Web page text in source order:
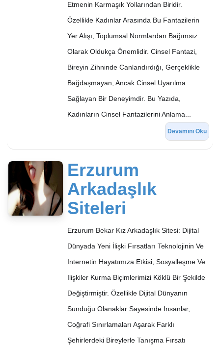
Etmenin Karmaşık Yollarından Biridir.
Özellikle Kadınlar Arasında Bu Fantazilerin
Yer Alışı, Toplumsal Normlardan Bağımsız
Olarak Oldukça Önemlidir. Cinsel Fantazi,
Bireyin Zihninde Canlandırdığı, Gerçeklikle
Bağdaşmayan, Ancak Cinsel Uyarılma
Sağlayan Bir Deneyimdir. Bu Yazıda,
Kadınların Cinsel Fantazilerini Anlama...
Devamını Oku
Erzurum
Arkadaşlık
Siteleri
Erzurum Bekar Kız Arkadaşlık Sitesi: Dijital
Dünyada Yeni İlişki Fırsatları Teknolojinin Ve
Internetin Hayatımıza Etkisi, Sosyalleşme Ve
Ilişkiler Kurma Biçimlerimizi Köklü Bir Şekilde
Değiştirmiştir. Özellikle Dijital Dünyanın
Sunduğu Olanaklar Sayesinde Insanlar,
Coğrafi Sınırlamaları Aşarak Farklı
Şehirlerdeki Bireylerle Tanışma Fırsatı